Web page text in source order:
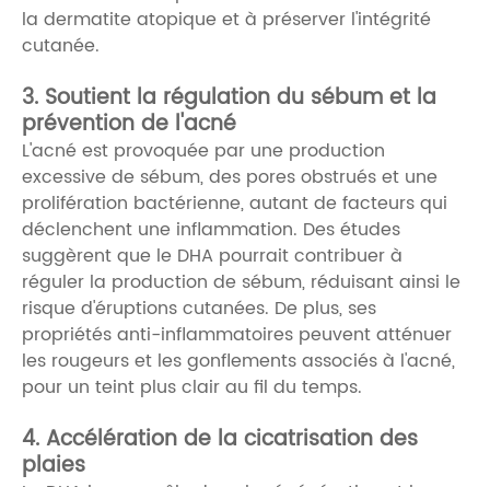
la dermatite atopique et à préserver l'intégrité
cutanée.
3. Soutient la régulation du sébum et la
prévention de l'acné
L'acné est provoquée par une production
excessive de sébum, des pores obstrués et une
prolifération bactérienne, autant de facteurs qui
déclenchent une inflammation. Des études
suggèrent que le DHA pourrait contribuer à
réguler la production de sébum, réduisant ainsi le
risque d'éruptions cutanées. De plus, ses
propriétés anti-inflammatoires peuvent atténuer
les rougeurs et les gonflements associés à l'acné,
pour un teint plus clair au fil du temps.
4. Accélération de la cicatrisation des
plaies